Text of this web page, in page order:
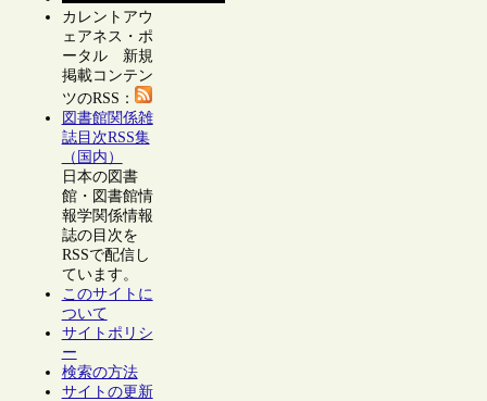
カレントアウ
ェアネス・ポ
ータル 新規
掲載コンテン
ツのRSS：
図書館関係雑
誌目次RSS集
（国内）
日本の図書
館・図書館情
報学関係情報
誌の目次を
RSSで配信し
ています。
このサイトに
ついて
サイトポリシ
ー
検索の方法
サイトの更新